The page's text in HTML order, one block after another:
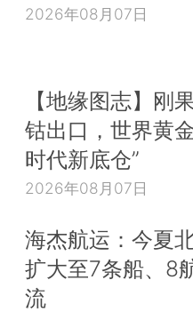
2026年08月07日
【地缘图志】刚
钴出口，世界黄
时代新底仓”
2026年08月07日
海杰航运：今夏
扩大至7条船、8
流